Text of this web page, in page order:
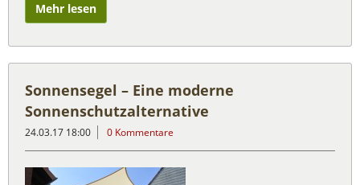
Mehr lesen
Sonnensegel – Eine moderne
Sonnenschutzalternative
24.03.17 18:00 0 Kommentare